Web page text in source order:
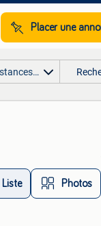
Placer une
Liste Photos